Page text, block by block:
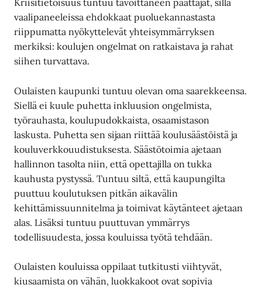
Kriisitietoisuus tuntuu tavoittaneen päättäjät, sillä
vaalipaneeleissa ehdokkaat puoluekannastasta
riippumatta nyökyttelevät yhteisymmärryksen
merkiksi: koulujen ongelmat on ratkaistava ja rahat
siihen turvattava.
Oulaisten kaupunki tuntuu olevan oma saarekkeensa.
Siellä ei kuule puhetta inkluusion ongelmista,
työrauhasta, koulupudokkaista, osaamistason
laskusta. Puhetta sen sijaan riittää koulusäästöistä ja
kouluverkkouudistuksesta. Säästötoimia ajetaan
hallinnon tasolta niin, että opettajilla on tukka
kauhusta pystyssä. Tuntuu siltä, että kaupungilta
puuttuu koulutuksen pitkän aikavälin
kehittämissuunnitelma ja toimivat käytänteet ajetaan
alas. Lisäksi tuntuu puuttuvan ymmärrys
todellisuudesta, jossa kouluissa työtä tehdään.
Oulaisten kouluissa oppilaat tutkitusti viihtyvät,
kiusaamista on vähän, luokkakoot ovat sopivia